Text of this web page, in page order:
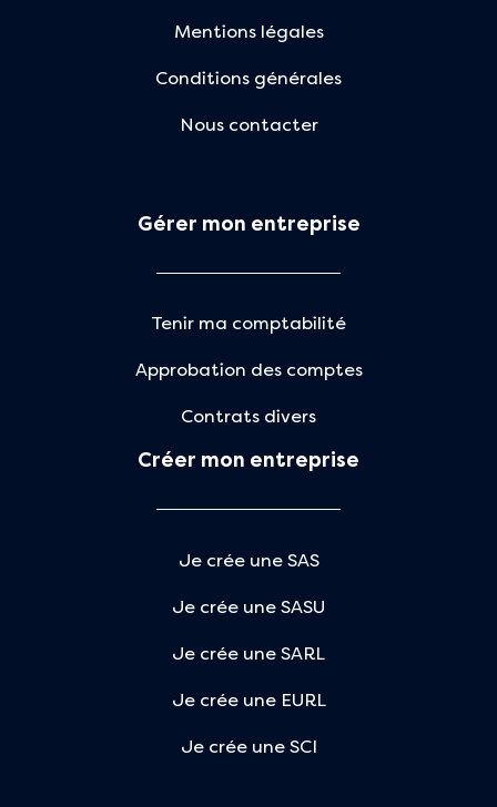
Mentions légales
Conditions générales
Nous contacter
Gérer mon entreprise
Tenir ma comptabilité
Approbation des comptes
Contrats divers
Créer mon entreprise
Je crée une SAS
Je crée une SASU
Je crée une SARL
Je crée une EURL
Je crée une SCI